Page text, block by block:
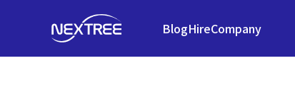
BlogHireCompany